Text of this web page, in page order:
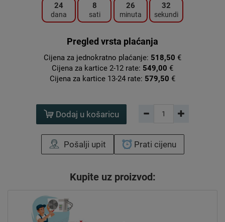
24
dana
8
sati
26
minuta
31
sekundi
Pregled vrsta plaćanja
Cijena za jednokratno plaćanje: 518,50 €
Cijena za kartice 2-12 rate: 549,00 €
Cijena za kartice 13-24 rate: 579,50 €
Dodaj u košaricu
Pošalji upit Prati cijenu
Kupite uz proizvod: